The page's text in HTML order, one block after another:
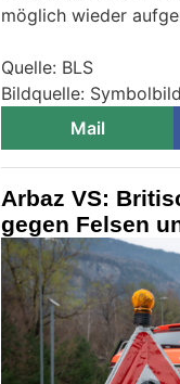
möglich wieder
Quelle: BLS
Bildquelle:
Mail
Arbaz VS:
gegen Felsen